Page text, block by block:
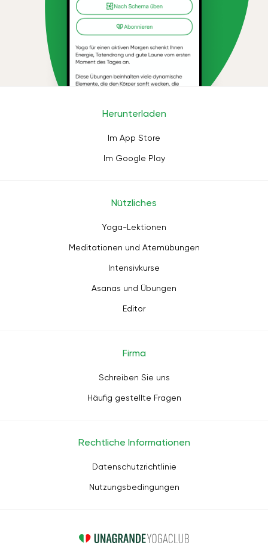
Herunterladen
Im App Store
Im Google Play
Nützliches
Yoga-Lektionen
Meditationen und Atemübungen
Intensivkurse
Asanas und Übungen
Editor
Firma
Schreiben Sie uns
Häufig gestellte Fragen
Rechtliche Informationen
Datenschutzrichtlinie
Nutzungsbedingungen